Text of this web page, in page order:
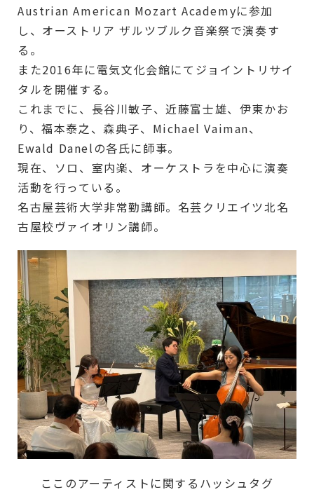
Austrian American Mozart Academyに参加
し、オーストリア ザルツブルク音楽祭で演奏す
る。
また2016年に電気文化会館にてジョイントリサイ
タルを開催する。
これまでに、長谷川敏子、近藤富士雄、伊東かお
り、福本泰之、森典子、Michael Vaiman、
Ewald Danelの各氏に師事。
現在、ソロ、室内楽、オーケストラを中心に演奏
活動を行っている。
名古屋芸術大学非常勤講師。名芸クリエイツ北名
古屋校ヴァイオリン講師。
ここのアーティストに関するハッシュタグ